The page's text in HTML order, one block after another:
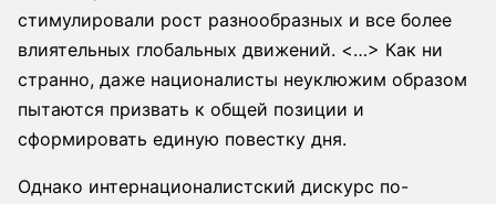
стимулировали рост разнообразных и все более
влиятельных глобальных движений. <…> Как ни
странно, даже националисты неуклюжим образом
пытаются призвать к общей позиции и
сформировать единую повестку дня.
Однако интернационалистский дискурс по-